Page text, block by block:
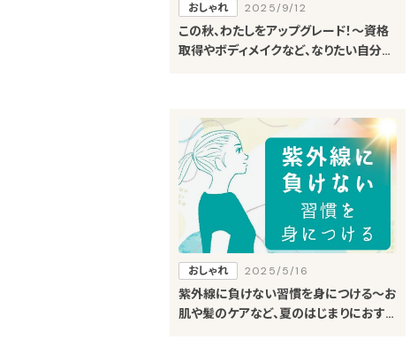
おしゃれ 2025/9/12
この秋、わたしをアップグレード！～資格
取得やボディメイクなど、なりたい自分を
おしゃれ 2025/5/16
紫外線に負けない習慣を身につける～お
肌や髪のケアなど、夏のはじまりにおすす